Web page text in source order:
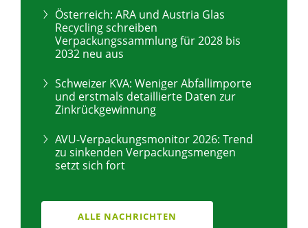
Österreich: ARA und Austria Glas
Recycling schreiben
Verpackungssammlung für 2028 bis
2032 neu aus
Schweizer KVA: Weniger Abfallimporte
und erstmals detaillierte Daten zur
Zinkrückgewinnung
AVU-Verpackungsmonitor 2026: Trend
zu sinkenden Verpackungsmengen
setzt sich fort
ALLE NACHRICHTEN